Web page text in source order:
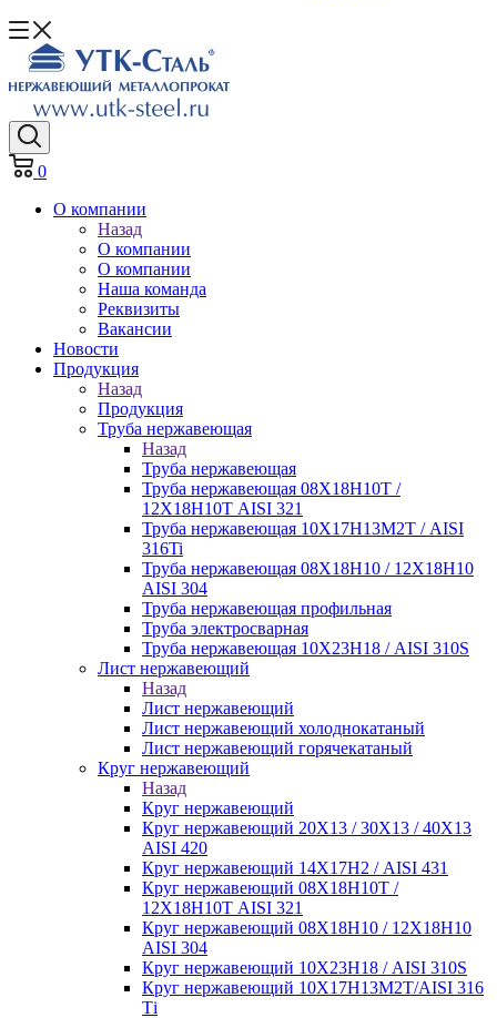
0
О компании
Назад
О компании
О компании
Наша команда
Реквизиты
Вакансии
Новости
Продукция
Назад
Продукция
Труба нержавеющая
Назад
Труба нержавеющая
Труба нержавеющая 08Х18Н10Т /
12Х18Н10Т AISI 321
Труба нержавеющая 10Х17Н13М2Т / AISI
316Ti
Труба нержавеющая 08Х18Н10 / 12Х18Н10
AISI 304
Труба нержавеющая профильная
Труба электросварная
Труба нержавеющая 10Х23Н18 / AISI 310S
Лист нержавеющий
Назад
Лист нержавеющий
Лист нержавеющий холоднокатаный
Лист нержавеющий горячекатаный
Круг нержавеющий
Назад
Круг нержавеющий
Круг нержавеющий 20Х13 / 30Х13 / 40Х13
AISI 420
Круг нержавеющий 14Х17Н2 / AISI 431
Круг нержавеющий 08Х18Н10Т /
12Х18Н10Т AISI 321
Круг нержавеющий 08Х18Н10 / 12Х18Н10
AISI 304
Круг нержавеющий 10Х23Н18 / AISI 310S
Круг нержавеющий 10Х17Н13М2Т/AISI 316
Тi